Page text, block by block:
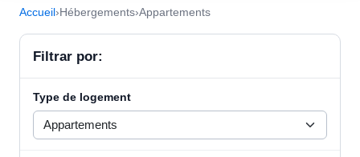
Accueil›Hébergements›Appartements
Filtrar por:
Type de logement